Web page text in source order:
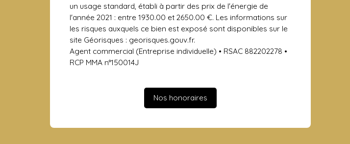
un usage standard, établi à partir des prix de l'énergie de
l'année 2021 : entre 1930.00 et 2650.00 €. Les informations sur
les risques auxquels ce bien est exposé sont disponibles sur le
site Géorisques : georisques.gouv.fr.
Agent commercial (Entreprise individuelle) • RSAC 882202278 •
RCP MMA n°150014J
Nos honoraires